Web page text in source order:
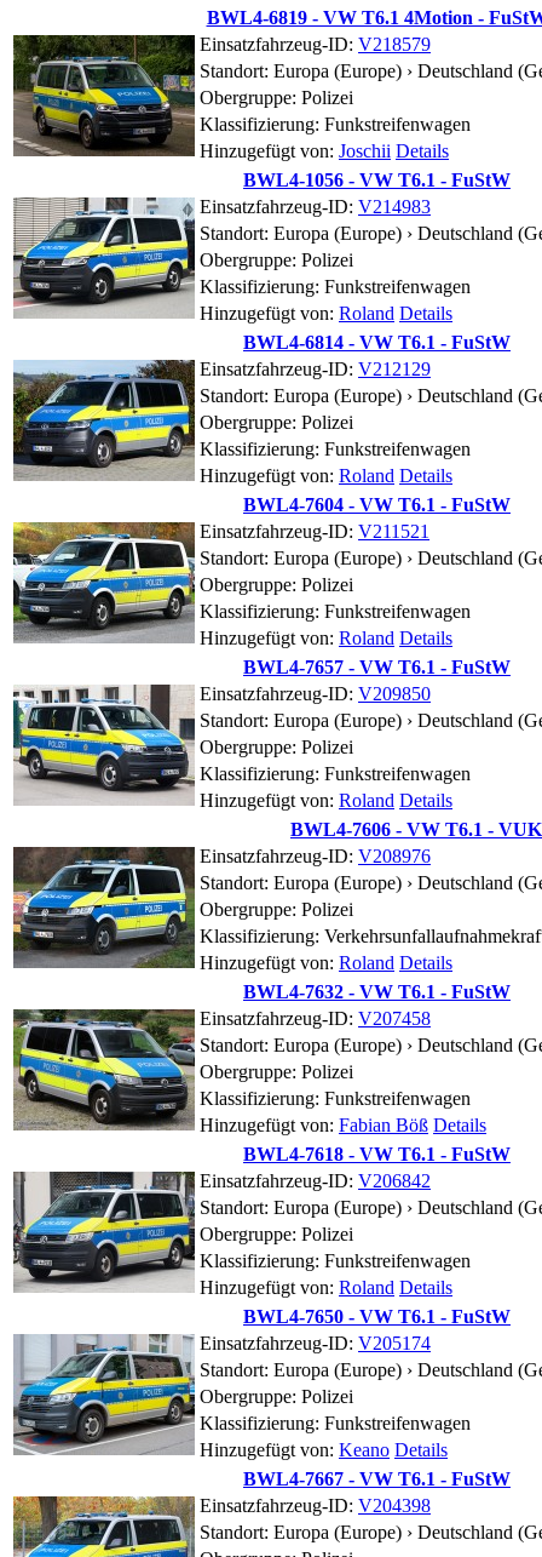
BWL4-6819 - VW T6.1 4Motion -
Einsatzfahrzeug-ID: V218579
Standort: Europa (Europe) › Deutschland
Obergruppe: Polizei
Klassifizierung: Funkstreifenwagen
Hinzugefügt von: Joschii Details
BWL4-1056 - VW T6.1 - FuStW
Einsatzfahrzeug-ID: V214983
Standort: Europa (Europe) › Deutschland
Obergruppe: Polizei
Klassifizierung: Funkstreifenwagen
Hinzugefügt von: Roland Details
BWL4-6814 - VW T6.1 - FuStW
Einsatzfahrzeug-ID: V212129
Standort: Europa (Europe) › Deutschland
Obergruppe: Polizei
Klassifizierung: Funkstreifenwagen
Hinzugefügt von: Roland Details
BWL4-7604 - VW T6.1 - FuStW
Einsatzfahrzeug-ID: V211521
Standort: Europa (Europe) › Deutschland
Obergruppe: Polizei
Klassifizierung: Funkstreifenwagen
Hinzugefügt von: Roland Details
BWL4-7657 - VW T6.1 - FuStW
Einsatzfahrzeug-ID: V209850
Standort: Europa (Europe) › Deutschland
Obergruppe: Polizei
Klassifizierung: Funkstreifenwagen
Hinzugefügt von: Roland Details
BWL4-7606 - VW T6.1 -
Einsatzfahrzeug-ID: V208976
Standort: Europa (Europe) › Deutschland
Obergruppe: Polizei
Klassifizierung:
Hinzugefügt von: Roland Details
BWL4-7632 - VW T6.1 - FuStW
Einsatzfahrzeug-ID: V207458
Standort: Europa (Europe) › Deutschland
Obergruppe: Polizei
Klassifizierung: Funkstreifenwagen
Hinzugefügt von: Fabian Böß Details
BWL4-7618 - VW T6.1 - FuStW
Einsatzfahrzeug-ID: V206842
Standort: Europa (Europe) › Deutschland
Obergruppe: Polizei
Klassifizierung: Funkstreifenwagen
Hinzugefügt von: Roland Details
BWL4-7650 - VW T6.1 - FuStW
Einsatzfahrzeug-ID: V205174
Standort: Europa (Europe) › Deutschland
Obergruppe: Polizei
Klassifizierung: Funkstreifenwagen
Hinzugefügt von: Keano Details
BWL4-7667 - VW T6.1 - FuStW
Einsatzfahrzeug-ID: V204398
Standort: Europa (Europe) › Deutschland